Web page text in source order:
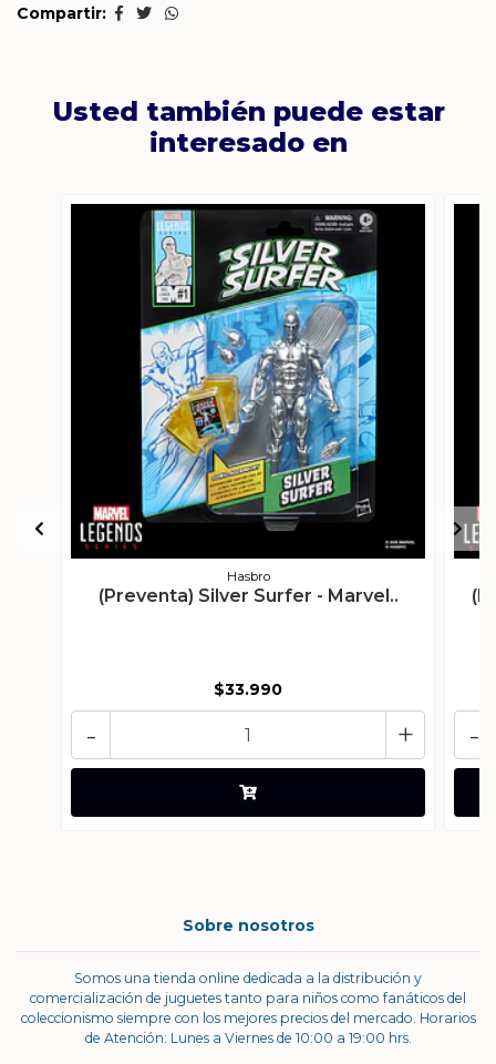
Compartir:
Usted también puede estar
interesado en
Hasbro
(Preventa) Silver Surfer - Marvel..
$33.990
+
- -
Sobre nosotros
Somos una tienda online dedicada a la distribución y
comercialización de juguetes tanto para niños como fanáticos del
coleccionismo siempre con los mejores precios del mercado. Horarios
de Atención: Lunes a Viernes de 10:00 a 19:00 hrs.